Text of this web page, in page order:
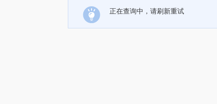
正在查询中，请刷新重试